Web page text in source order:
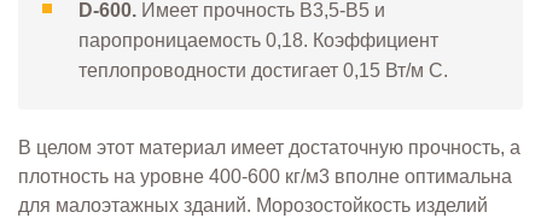
D-600. Имеет прочность В3,5-В5 и
паропроницаемость 0,18. Коэффициент
теплопроводности достигает 0,15 Вт/м С.
В целом этот материал имеет достаточную прочность, а
плотность на уровне 400-600 кг/м3 вполне оптимальна
для малоэтажных зданий. Морозостойкость изделий